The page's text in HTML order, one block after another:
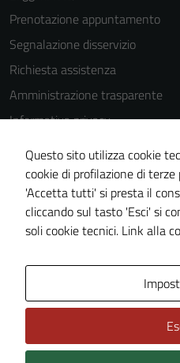
Prenotazione appuntamento
Segnalazione disservizio
Richiesta assistenza
Amministrazione trasparente
Informativa privacy
Cookie Policy
Note legali
Dichiarazione di accessibilità
Piano di miglioramento del sito
Questo sito utilizza cookie
cookie di profilazione di
'Accetta tutti' si presta il
cliccando sul tasto 'Esci' si
soli cookie tecnici. Link alla